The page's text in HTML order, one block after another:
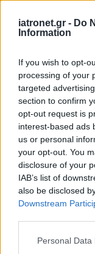
iatronet.gr - Do
Information
If you wish to opt-
processing of your
targeted
section to confirm
opt-out request is
interest-based ads
us or personal
your opt-out. You
disclosure of your
IAB’s list of
also be disclosed
Downstream
Please note that
Personal